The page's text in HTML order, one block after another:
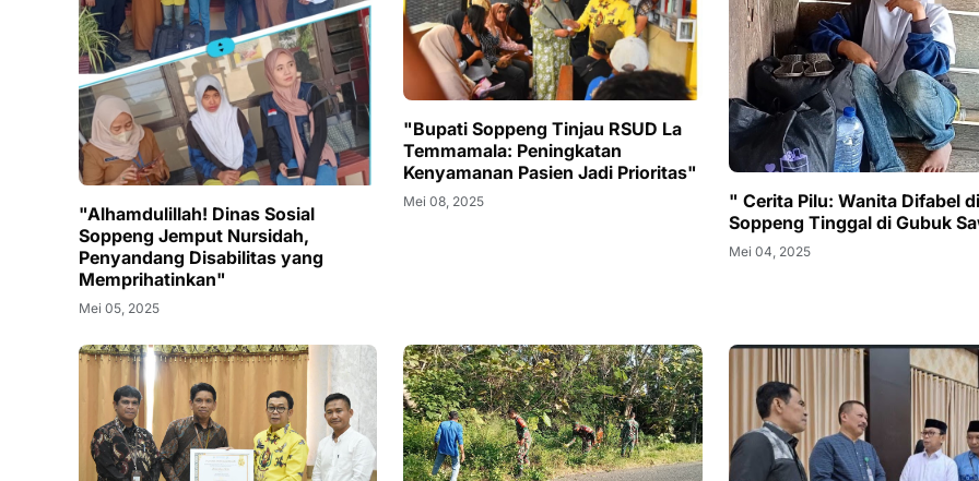
"Alhamdulillah! Dinas Sosial
Soppeng Jemput Nursidah,
Penyandang Disabilitas yang
Memprihatinkan"
Mei 05, 2025
"Bupati Soppeng Tinjau RSUD La
Temmamala: Peningkatan
Kenyamanan Pasien Jadi Prioritas"
Mei 08, 2025
" Cerita Pilu: Wanita Difabel di
Soppeng Tinggal di Gubuk
Mei 04, 2025